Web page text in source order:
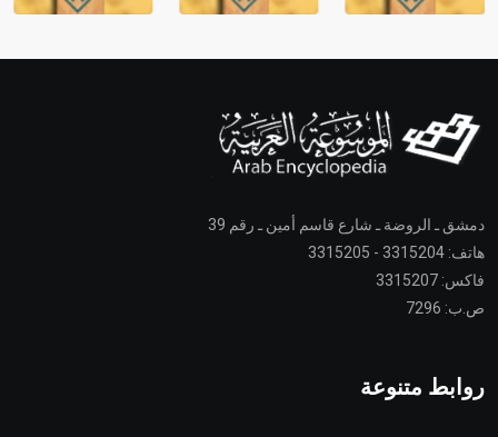
دمشق ـ الروضة ـ شارع قاسم أمين ـ رقم 39
هاتف: 3315204 - 3315205
فاكس: 3315207
ص.ب: 7296
روابط متنوعة